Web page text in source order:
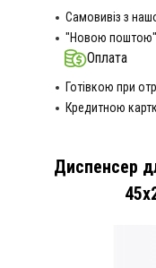
Самовивіз з
"Новою поштою"
Оплата
Готівкою при
Кредитною
Диспенсер